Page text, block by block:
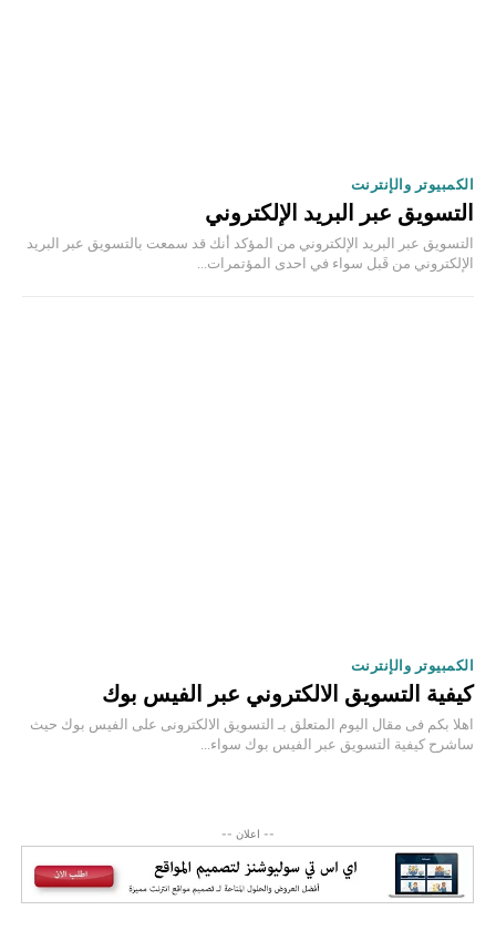
الكمبيوتر والإنترنت
التسويق عبر البريد الإلكتروني
التسويق عبر البريد الإلكتروني من المؤكد أنك قد سمعت بالتسويق عبر البريد
الإلكتروني من قَبل سواء في احدى المؤتمرات...
الكمبيوتر والإنترنت
كيفية التسويق الالكتروني عبر الفيس بوك
اهلا بكم فى مقال اليوم المتعلق بـ التسويق الالكترونى على الفيس بوك حيث
ساشرح كيفية التسويق عبر الفيس بوك سواء...
-- اعلان --